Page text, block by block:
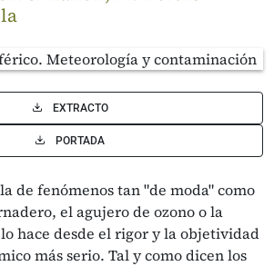
EXTRACTO
PORTADA
de fenómenos tan "de moda" como
el agujero de ozono o la
hace desde el rigor y la objetividad
más serio. Tal y como dicen los